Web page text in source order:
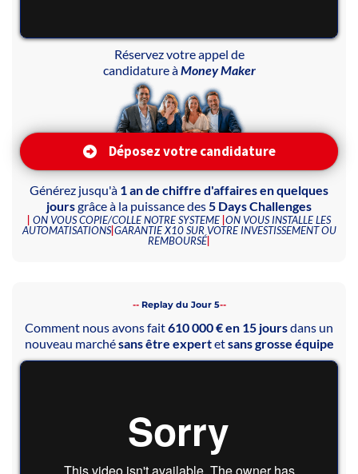
Réservez votre appel de
candidature àMoney Maker
Déposez votre candidature
Générez jusqu'à 1 an de chiffre d'affaires en quelques
joursgrâce à la puissance des 5 Days Challenges
ON VOUS COPIE/COLLE NOTRE SYSTEME ON VOUS INSTALLE LES
AUTOMATISATIONS| GARANTIE X10 SUR VOTRE INVESTISSEMENT OU
REMBOURSÉ
-- Replay du Jour 5--
Comment nous avons fait610 000 € en 15 joursdans un
nouveau marchésans être expertetsans grosse équipe